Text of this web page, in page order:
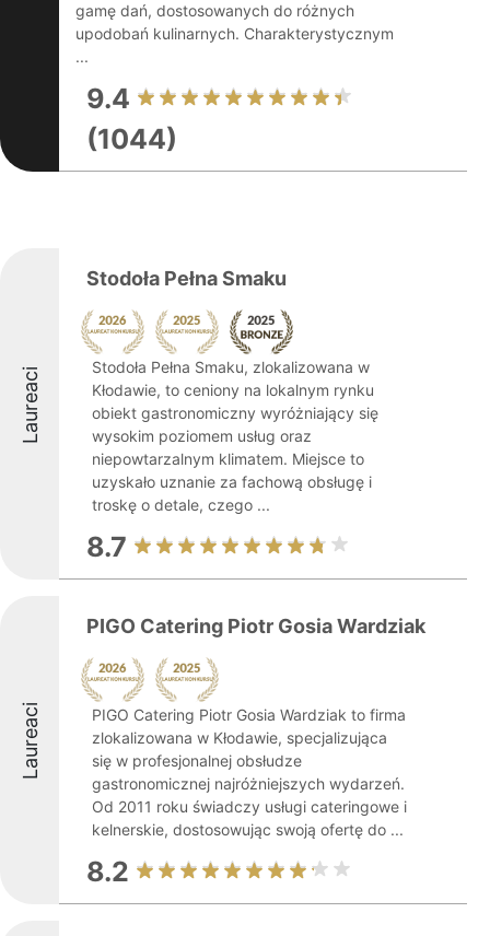
gamę dań, dostosowanych do różnych
upodobań kulinarnych. Charakterystycznym
...
9.4
(1044)
Laureaci
Stodoła Pełna Smaku
Stodoła Pełna Smaku, zlokalizowana w
Kłodawie, to ceniony na lokalnym rynku
obiekt gastronomiczny wyróżniający się
wysokim poziomem usług oraz
niepowtarzalnym klimatem. Miejsce to
uzyskało uznanie za fachową obsługę i
troskę o detale, czego ...
8.7
Laureaci
PIGO Catering Piotr Gosia Wardziak
PIGO Catering Piotr Gosia Wardziak to firma
zlokalizowana w Kłodawie, specjalizująca
się w profesjonalnej obsłudze
gastronomicznej najróżniejszych wydarzeń.
Od 2011 roku świadczy usługi cateringowe i
kelnerskie, dostosowując swoją ofertę do ...
8.2